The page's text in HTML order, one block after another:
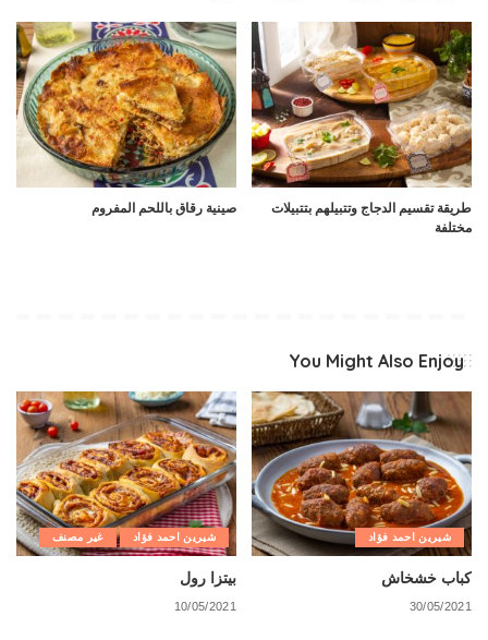
طريقة تقسيم الدجاج وتتبيلهم بتتبيلات
مختلفة
صينية رقاق باللحم المفروم
You Might Also Enjoy
شيرين احمد فؤاد
كباب خشخاش
30/05/2021
شيرين احمد فؤاد غير مصنف
بيتزا رول
10/05/2021